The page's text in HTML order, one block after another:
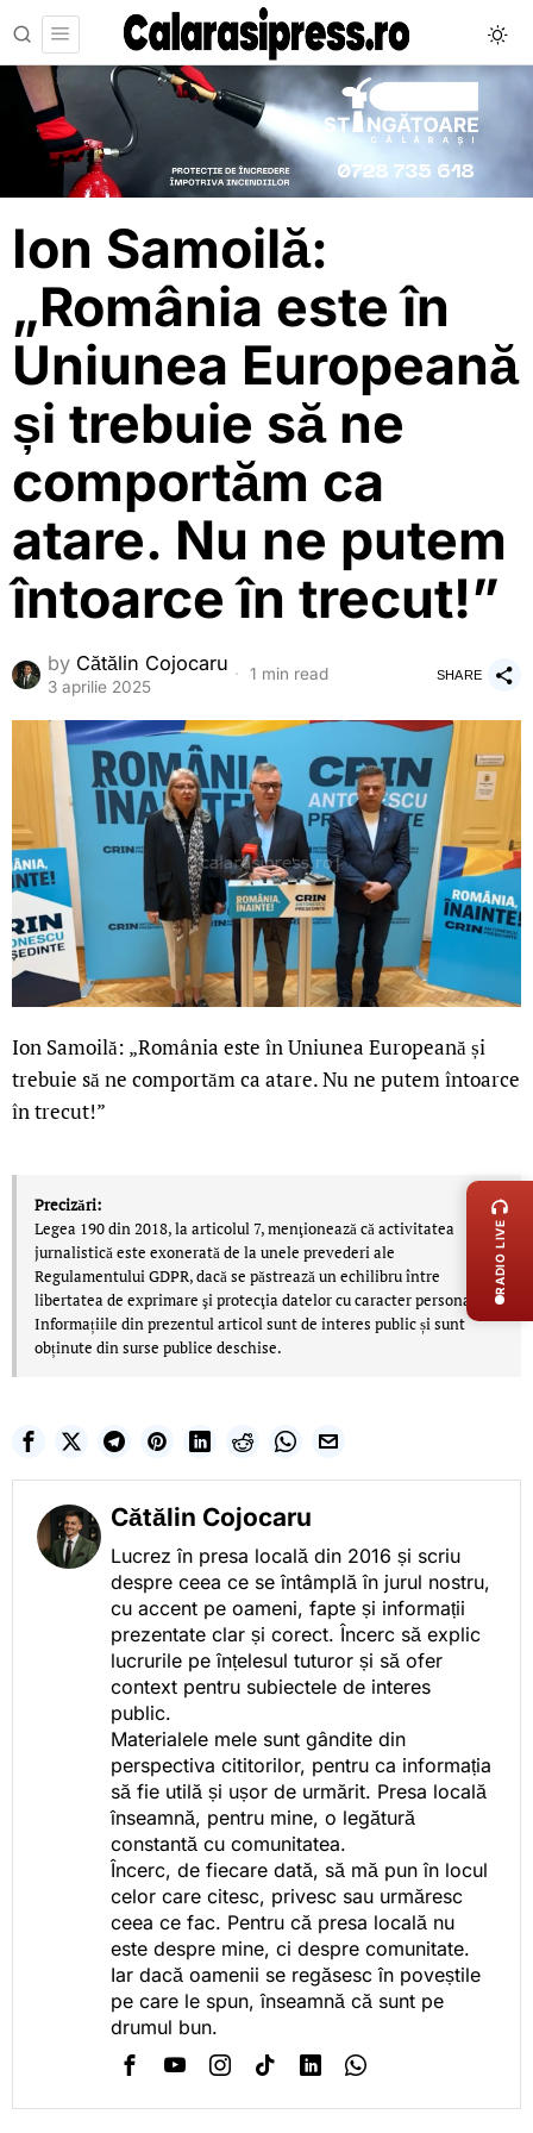
Ion Samoilă:
„România este în
Uniunea Europeană
și trebuie să ne
comportăm ca
atare. Nu ne putem
întoarce în trecut!”
by Cătălin Cojocaru
3 aprilie 2025
1 min read SHARE
Ion Samoilă: „România este în Uniunea Europeană și
trebuie să ne comportăm ca atare. Nu ne putem întoarce
în trecut!”
Precizări:
Legea 190 din 2018, la articolul 7, menţionează că activitatea
jurnalistică este exonerată de la unele prevederi ale
Regulamentului GDPR, dacă se păstrează un echilibru între
libertatea de exprimare şi protecţia datelor cu caracter personal.
Informațiile din prezentul articol sunt de interes public și sunt
obținute din surse publice deschise.
Cătălin Cojocaru
Lucrez în presa locală din 2016 și scriu
despre ceea ce se întâmplă în jurul nostru,
cu accent pe oameni, fapte și informații
prezentate clar și corect. Încerc să explic
lucrurile pe înțelesul tuturor și să ofer
context pentru subiectele de interes
public.
Materialele mele sunt gândite din
perspectiva cititorilor, pentru ca informația
să fie utilă și ușor de urmărit. Presa locală
înseamnă, pentru mine, o legătură
constantă cu comunitatea.
Încerc, de fiecare dată, să mă pun în locul
celor care citesc, privesc sau urmăresc
ceea ce fac. Pentru că presa locală nu
este despre mine, ci despre comunitate.
Iar dacă oamenii se regăsesc în poveștile
pe care le spun, înseamnă că sunt pe
drumul bun.
RADIO LIVE